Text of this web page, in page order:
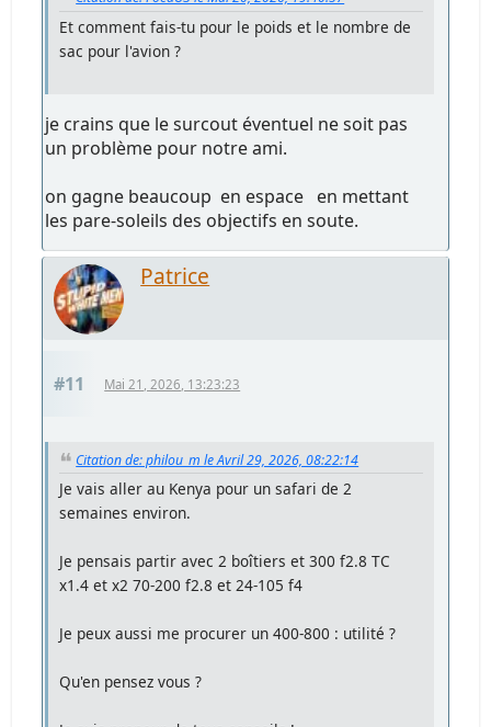
Et comment fais-tu pour le poids et le nombre de
sac pour l'avion ?
je crains que le surcout éventuel ne soit pas
un problème pour notre ami.
on gagne beaucoup en espace en mettant
les pare-soleils des objectifs en soute.
Patrice
#11 Mai 21, 2026, 13:23:23
Citation de: philou_m le Avril 29, 2026, 08:22:14
Je vais aller au Kenya pour un safari de 2
semaines environ.
Je pensais partir avec 2 boîtiers et 300 f2.8 TC
x1.4 et x2 70-200 f2.8 et 24-105 f4
Je peux aussi me procurer un 400-800 : utilité ?
Qu'en pensez vous ?